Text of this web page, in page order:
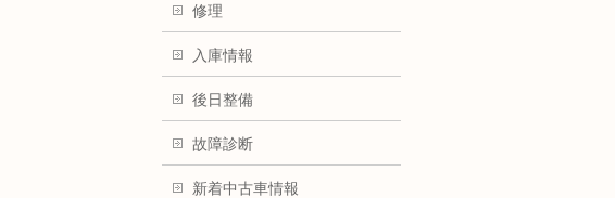
修理
入庫情報
後日整備
故障診断
新着中古車情報